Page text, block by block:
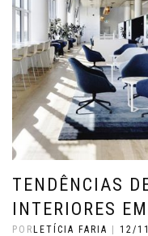
TENDÊNCIAS
INTERIORES
PORLETÍCIA FARIA | 12/